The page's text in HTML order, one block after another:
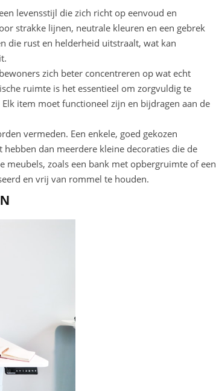
levensstijl die zich richt op eenvoud en
strakke lijnen, neutrale kleuren en een gebrek
die rust en helderheid uitstraalt, wat kan
zich beter concentreren op wat echt
ruimte is het essentieel om zorgvuldig te
item moet functioneel zijn en bijdragen aan de
vermeden. Een enkele, goed gekozen
dan meerdere kleine decoraties die de
zoals een bank met opbergruimte of een
en vrij van rommel te houden.